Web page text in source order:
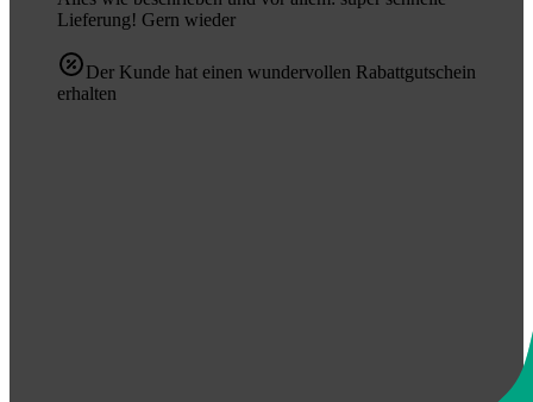
Lieferung! Gern wieder
Der Kunde hat einen wundervollen Rabattgutschein
erhalten